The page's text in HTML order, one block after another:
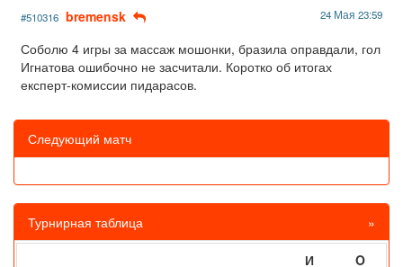
#510316 bremensk 24 Мая 23:59
Соболю 4 игры за массаж мошонки, бразила оправдали, гол
Игнатова ошибочно не засчитали. Коротко об итогах
експерт-комиссии пидарасов.
Следующий матч
Турнирная таблица »
И
O